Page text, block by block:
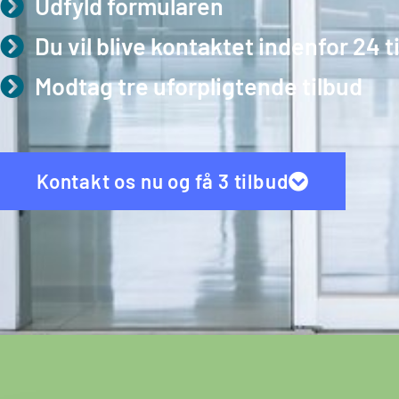
Du vil blive kontaktet indenfor 24
Modtag tre uforpligtende tilbud
Kontakt os nu og få 3 tilbud